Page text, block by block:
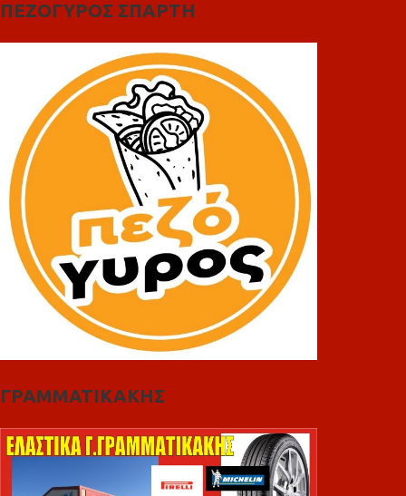
ΠΕΖΟΓΥΡΟΣ ΣΠΑΡΤΗ
ΓΡΑΜΜΑΤΙΚΑΚΗΣ